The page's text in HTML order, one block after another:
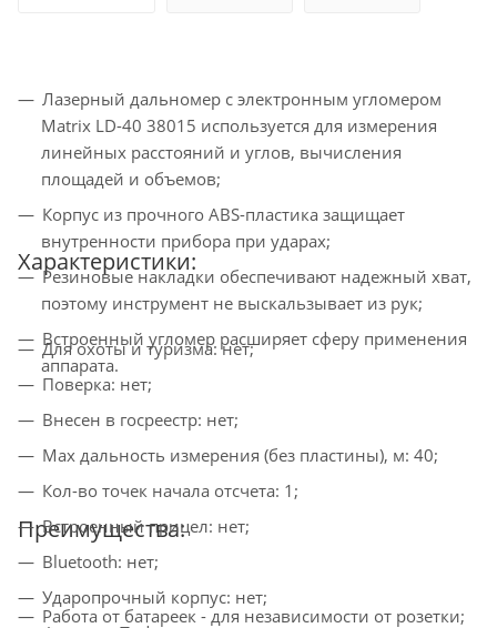
Лазерный дальномер с электронным угломером
Matrix LD-40 38015 используется для измерения
линейных расстояний и углов, вычисления
площадей и объемов;
Корпус из прочного ABS-пластика защищает
внутренности прибора при ударах;
Резиновые накладки обеспечивают надежный хват,
поэтому инструмент не выскальзывает из рук;
Встроенный угломер расширяет сферу применения
аппарата.
Характеристики:
Для охоты и туризма:нет;
Поверка: нет;
Внесен в госреестр: нет;
Мах дальность измерения (без пластины), м: 40;
Кол-во точек начала отсчета: 1;
Встроенный прицел: нет;
Bluetooth: нет;
Ударопрочный корпус: нет;
Преимущества:
Работа от батареек - для независимости от розетки;